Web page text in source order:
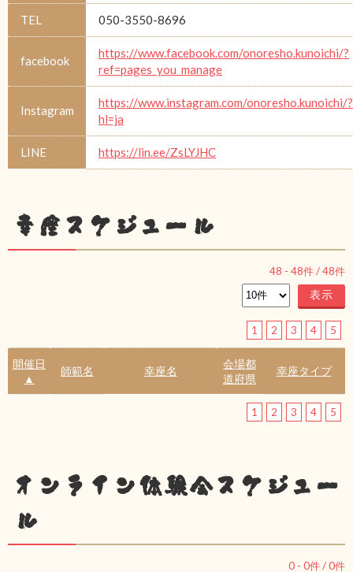
TEL 050-3550-8696
facebook
https://www.facebook.com/onoresho.kunoichi/?
ref=pages_you_manage
Instagram
https://www.instagram.com/onoresho.kunoichi/?
hl=ja
LINE https://lin.ee/ZsLYJHC
幸座スケジュール
48 - 48件 /48件
1 2 3 4 5
開催日
▲
師範名 幸座名
会場都
道府県
幸座タイプ
1 2 3 4 5
オンライン体験会スケジュー
ル
0 - 0件 /0件